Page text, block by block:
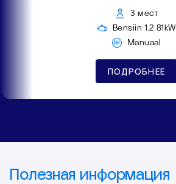
3 мест
Bensiin 1.2 81kW
Manuaal
ПОДРОБНЕЕ
Полезная информация